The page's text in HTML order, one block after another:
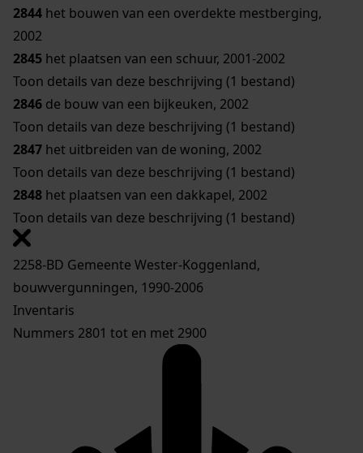
2844 het bouwen van een overdekte mestberging,
2002
2845 het plaatsen van een schuur, 2001-2002
Toon details van deze beschrijving (1 bestand)
2846 de bouw van een bijkeuken, 2002
Toon details van deze beschrijving (1 bestand)
2847 het uitbreiden van de woning, 2002
Toon details van deze beschrijving (1 bestand)
2848 het plaatsen van een dakkapel, 2002
Toon details van deze beschrijving (1 bestand)
2258-BD Gemeente Wester-Koggenland,
bouwvergunningen, 1990-2006
Inventaris
Nummers 2801 tot en met 2900